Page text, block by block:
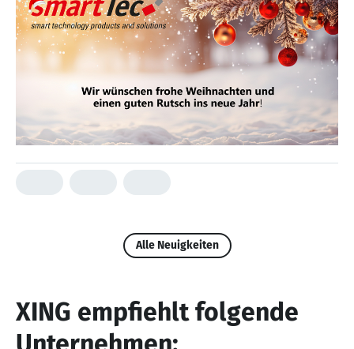
Alle Neuigkeiten
XING empfiehlt folgende